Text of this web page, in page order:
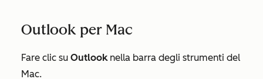
Outlook per Mac
Fare clic su Outlooknella barra degli strumenti del
Mac.